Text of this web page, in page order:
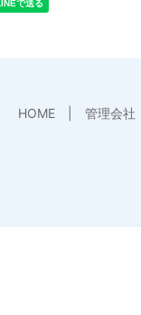
HOME 管理会社